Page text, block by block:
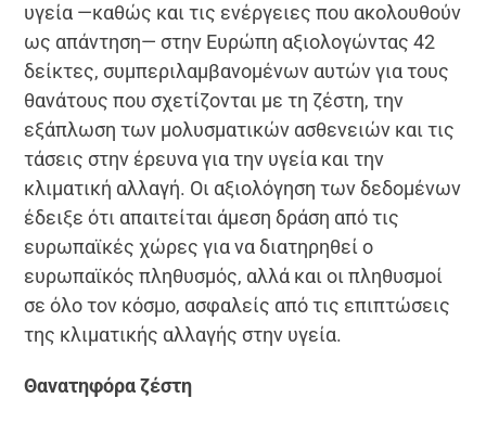
υγεία —καθώς και τις ενέργειες που ακολουθούν
ως απάντηση— στην Ευρώπη αξιολογώντας 42
δείκτες, συμπεριλαμβανομένων αυτών για τους
θανάτους που σχετίζονται με τη ζέστη, την
εξάπλωση των μολυσματικών ασθενειών και τις
τάσεις στην έρευνα για την υγεία και την
κλιματική αλλαγή. Οι αξιολόγηση των δεδομένων
έδειξε ότι απαιτείται άμεση δράση από τις
ευρωπαϊκές χώρες για να διατηρηθεί ο
ευρωπαϊκός πληθυσμός, αλλά και οι πληθυσμοί
σε όλο τον κόσμο, ασφαλείς από τις επιπτώσεις
της κλιματικής αλλαγής στην υγεία.
Θανατηφόρα ζέστη